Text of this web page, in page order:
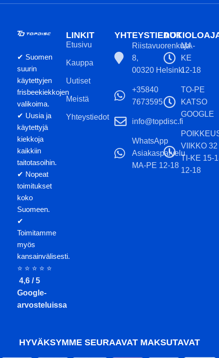
✔ Suomen
suurin
käytettyjen
frisbeekiekkojen
valikoima.
✔ Uusia ja
käytettyjä
kiekkoja
kaikkiin
taitotasoihin.
✔ Nopeat
toimitukset
koko
Suomeen.
✔
Toimitamme
myös
kansainvälisesti.
⭐ ⭐ ⭐ ⭐ ⭐
4,6 / 5
Google-
arvosteluissa
LINKIT
Etusivu
Kauppa
Uutiset
Meistä
Yhteystiedot
YHTEYSTIEDOT
Riistavuorenkuja
8,
00320 Helsinki
+35840
7673595
info@topdisc.fi
WhatsApp
Asiakaspalvelu
MA-PE 12-18
MA-
KE
12-18
TO-PE
KATSO
GOOGLE
VIIKKO 32
TI-KE 15-
12-18
HYVÄKSYMME SEURAAVAT MAKSUTAVAT